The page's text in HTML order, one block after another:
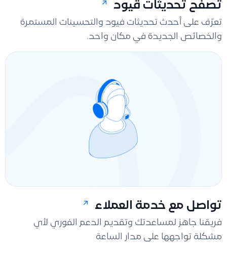
تصفح تحديثات قيود
تعرّف على أحدث تحديثات فيود والتحسينات المستمرة
والخصائص الجديدة في مكان واحد.
تواصل مع خدمة العملاء
فريقنا جاهز لمساعدتك وتقديم الدعم الفوري لأي
مشكلة تواجهها على مدار الساعة